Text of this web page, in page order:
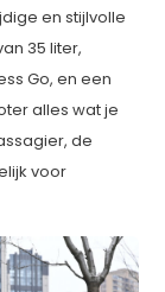
en stijlvolle
35 liter,
Go, en een
alles wat je
de
voor